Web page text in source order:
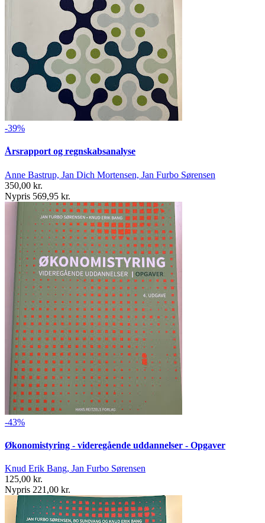
-39%
Årsrapport og regnskabsanalyse
Anne Bastrup, Jan Dich Mortensen, Jan Furbo Sørensen
350,00 kr.
Nypris 569,95 kr.
-43%
Økonomistyring - videregående uddannelser - Opgaver
Knud Erik Bang, Jan Furbo Sørensen
125,00 kr.
Nypris 221,00 kr.